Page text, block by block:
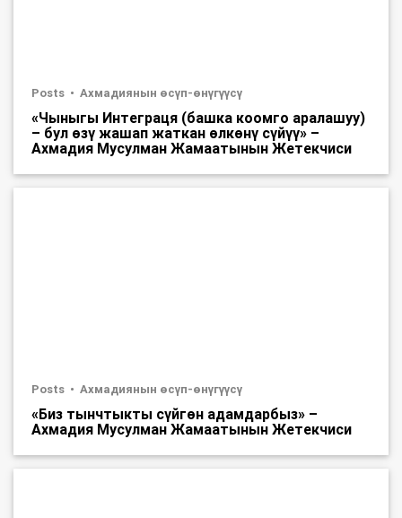
Posts Ахмадиянын өсүп-өнүгүүсү
«Чыныгы Интеграця (башка коомго аралашуу)
– бул өзү жашап жаткан өлкөнү сүйүү» –
Ахмадия Мусулман Жамаатынын Жетекчиси
Posts Ахмадиянын өсүп-өнүгүүсү
«Биз тынчтыкты сүйгөн адамдарбыз» –
Ахмадия Мусулман Жамаатынын Жетекчиси